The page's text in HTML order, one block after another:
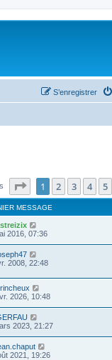
S’enregistrer
Page sur15
1 2 3 4 5
MESSAGE
2016, 07:36
2008, 22:48
2026, 10:48
2023, 21:27
2021, 19:26